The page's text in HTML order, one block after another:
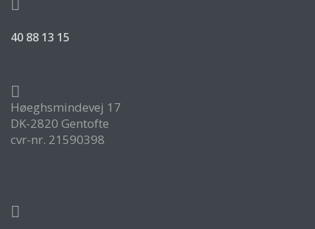
40 88 13 15
Høeghsmindevej 17
DK-2820 Gentofte
cvr-nr. 21590398